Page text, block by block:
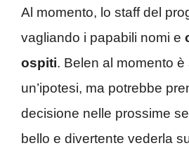
Al momento, lo staff del
vagliando i papabili nomi e
ospiti. Belen al momento è
un’ipotesi, ma potrebbe
decisione nelle prossime
bello e divertente vederla